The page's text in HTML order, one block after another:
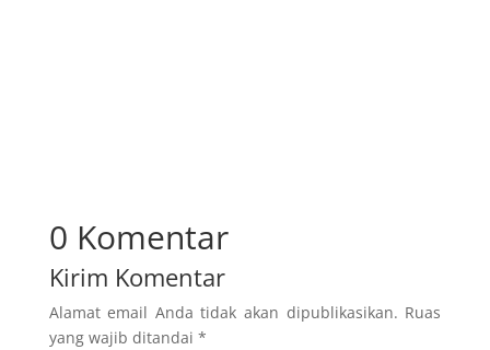
0 Komentar
Kirim Komentar
Alamat email Anda tidak akan dipublikasikan. Ruas
yang wajib ditandai *